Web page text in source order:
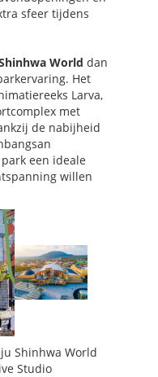
sfeer tijdens
World dan
Het
Larva,
met
de nabijheid
een ideale
willen
Shinhwa World
Studio​